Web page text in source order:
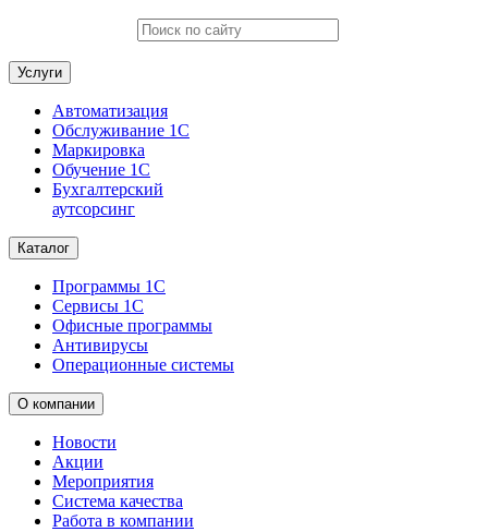
Услуги
Автоматизация
Обслуживание 1С
Маркировка
Обучение 1С
Бухгалтерский
аутсорсинг
Каталог
Программы 1С
Сервисы 1С
Офисные программы
Антивирусы
Операционные системы
О компании
Новости
Акции
Мероприятия
Система качества
Работа в компании